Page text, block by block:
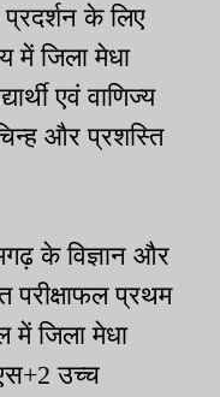
के लिए
में जिला मेधा
एवं वाणिज्य
चिन्ह और प्रशस्ति
के विज्ञान और
परीक्षाफल प्रथम
में जिला मेधा
उच्च